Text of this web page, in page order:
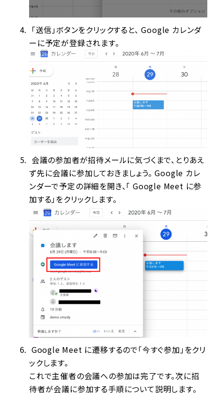
「送信」ボタンをクリックすると、 Google カレンダ
ーに予定が登録されます。
会議の参加者が招待メールに気づくまで、とりあえ
ず先に会議に参加しておきましょう。 Google カレ
ンダーで予定の詳細を開き、「 Google Meet に参
加する」をクリックします。
Google Meet に遷移するので「今すぐ参加」をクリ
ックします。
これで主催者の会議への参加は完了です。次に招
待者が会議に参加する手順について説明します。